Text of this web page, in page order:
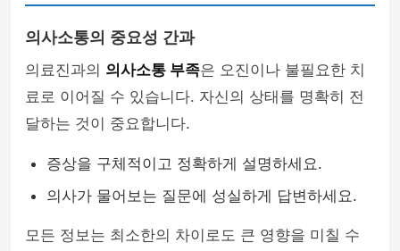
의사소통의 중요성 간과
의료진과의 의사소통 부족은 오진이나 불필요한 치
료로 이어질 수 있습니다. 자신의 상태를 명확히 전
달하는 것이 중요합니다.
증상을 구체적이고 정확하게 설명하세요.
의사가 물어보는 질문에 성실하게 답변하세요.
모든 정보는 최소한의 차이로도 큰 영향을 미칠 수